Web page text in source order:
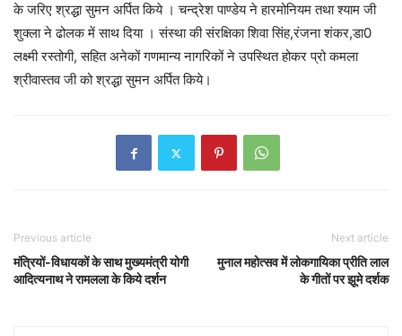
के जरिए श्रद्धा सुमन अर्पित किये । चन्द्रेश पाण्डेय ने हारमोनियम तथा श्याम जी
शुक्ला ने ढोलक में साथ दिया । संस्था की संरक्षिका शिवा सिंह,रंजना शंकर,डा0
लक्ष्मी रस्तोगी, सहित अनेकों गणमान्य नागरिकों ने उपस्थित होकर प्रो कमला
श्रीवास्तव जी को श्रद्धा सुमन अर्पित किये।
Previous article
मंत्रियों-विधायकों के साथ मुख्यमंत्री योगी
आदित्यनाथ ने रामलला के किये दर्शन
Next article
मुनाल महोत्सव में लोकगायिका प्रीति लाल
के गीतों पर झूमे दर्शक